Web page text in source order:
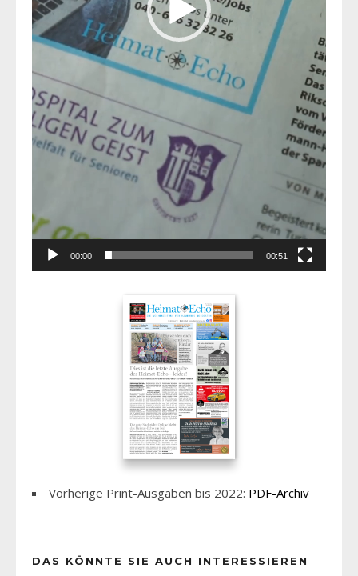
00:00 00:51
Vorherige Print-Ausgaben bis 2022: PDF-Archiv
DAS KÖNNTE SIE AUCH INTERESSIEREN